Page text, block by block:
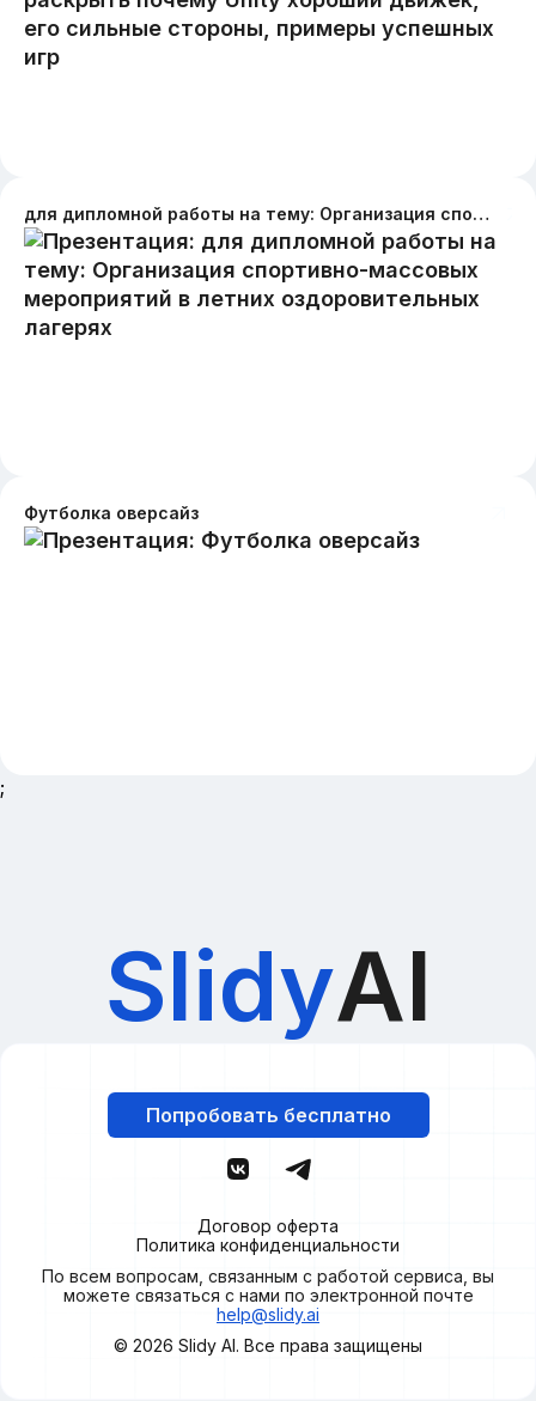
для дипломной работы на тему: Организация спортивно-массовых мероприятий в летних оздоровительных лагерях
Футболка оверсайз
;
SlidyAI
Попробовать бесплатно
Договор оферта
Политика конфиденциальности
По всем вопросам, связанным с работой сервиса, вы
можете связаться с нами по электронной почте
help@slidy.ai
© 2026 Slidy AI. Все права защищены